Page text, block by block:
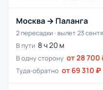
Москва → Паланга
2 пересадки · вылет 23
В пути 8 ч 20 м
В одну сторону от 28 700
Туда-обратно от 69 310 ₽